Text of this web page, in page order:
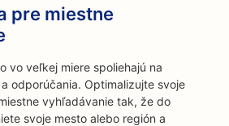
pre miestne
vo veľkej miere spoliehajú na
odporúčania. Optimalizujte svoje
vyhľadávanie tak, že do
svoje mesto alebo región a